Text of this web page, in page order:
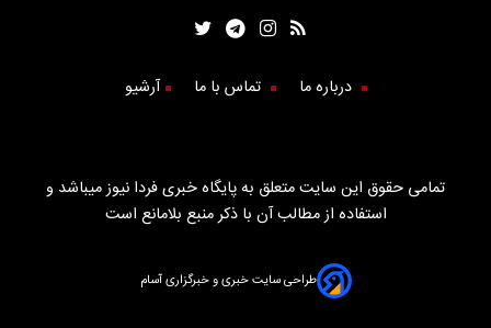
درباره ما تماس با ما آرشیو
تمامی حقوق این سایت متعلق به پایگاه خبری فردا نیوز میباشد و
استفاده از مطالب آن با ذکر منبع بلامانع است
طراحی سایت خبری و خبرگزاری آسام